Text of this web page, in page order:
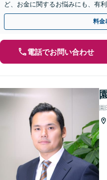
ど、お金に関するお悩みにも、有
停、訴訟で代理人として適切に交
料金
電話でお問い合わせ
園